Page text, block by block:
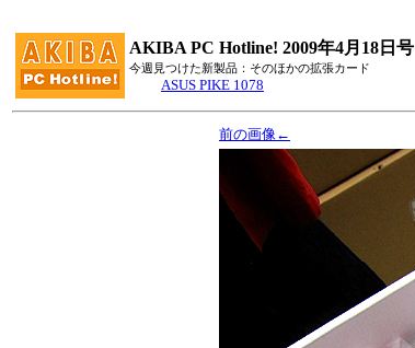
AKIBA PC Hotline! 2009年4月18日号
今週見つけた新製品：そのほかの拡張カード
ASUS PIKE 1078
前の画像←